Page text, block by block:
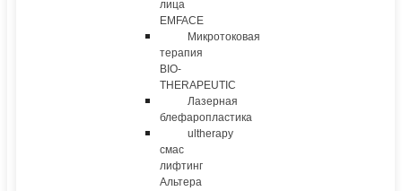
лица
EMFACE
Микротоковая
терапия
BIO-
THERAPEUTIC
Лазерная
блефаропластика
ultherapy
смас
лифтинг
Альтера